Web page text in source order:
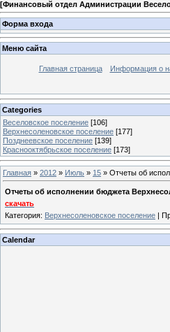
[Финансовый отдел Администрации
Форма входа
Меню сайта
Главная страница Информация о
Categories
Веселовское поселение [106]
Верхнесоленовское поселение [177]
Позднеевское поселение [139]
Краснооктябрьское поселение [173]
Главная » 2012 » Июль » 15 » Отчеты об
Отчеты об исполнении бюджета
скачать
Категория: Верхнесоленовское поселение
Calendar